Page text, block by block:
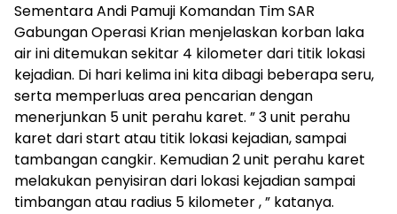
Sementara Andi Pamuji Komandan Tim SAR
Gabungan Operasi Krian menjelaskan korban laka
air ini ditemukan sekitar 4 kilometer dari titik lokasi
kejadian. Di hari kelima ini kita dibagi beberapa seru,
serta memperluas area pencarian dengan
menerjunkan 5 unit perahu karet. ” 3 unit perahu
karet dari start atau titik lokasi kejadian, sampai
tambangan cangkir. Kemudian 2 unit perahu karet
melakukan penyisiran dari lokasi kejadian sampai
timbangan atau radius 5 kilometer , ” katanya.